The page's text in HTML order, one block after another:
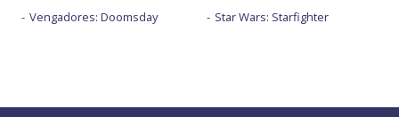
Vengadores: Doomsday
Star Wars: Starfighter